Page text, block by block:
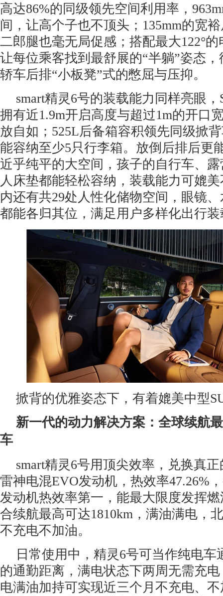
高达86%的同级领先空间利用率，
间，让高个子也不顶头；135mm的宽
二郎腿也毫无局促感；搭配最大122°
让每位乘客找到最舒展的“半躺”姿态
轿车后排“小板凳”式的憋屈与压抑。
smart精灵6号的装载能力同样亮眼
拥有近1.9m开启高度与超过1m的开口
放自如；525L后备箱容积领先同级掀
能容纳至少5只行李箱。放倒后排后更
近乎纯平的大空间，孩子的自行车、
人床垫都能轻松容纳，装载能力可媲
内还有共29处人性化储物空间，眼镜
都能各归其位，满足用户多样化出行
掀背的优雅姿态下，有着媲美中型
新一代的动力解决方案：全球续航
车
smart精灵6号用顶尖效率，兑换真
雷神电混EVO发动机，热效率47.26%
发动机热效率第一，能最大限度发挥
合续航最高可达1810km，满油满电，
不充电不加油。
日常使用中，精灵6号可当作纯电车
的通勤距离，满电状态下两周无需充
电满油加持可实现近三个月不充电、